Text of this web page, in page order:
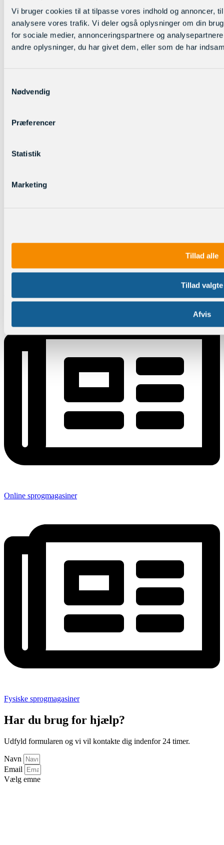
Vi bruger cookies til at tilpasse vores indhold og annoncer,
analysere vores trafik. Vi deler også oplysninger om din
for sociale medier, annonceringspartnere og
andre oplysninger, du har givet dem, eller som de har
Nødvendig
Præferencer
Statistik
Marketing
Tillad alle
Tillad valgte
Afvis
Online sprogmagasiner
Fysiske sprogmagasiner
Har du brug for hjælp?
Udfyld formularen og vi vil kontakte dig indenfor 24 timer.
Navn
Email
Vælg emne